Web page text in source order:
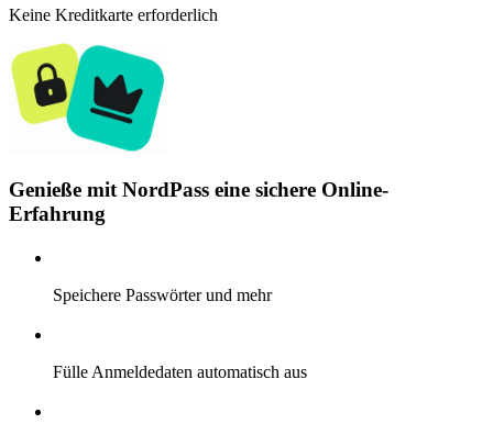
Keine Kreditkarte erforderlich
Genieße mit NordPass eine sichere Online-
Erfahrung
Speichere Passwörter und mehr
Fülle Anmeldedaten automatisch aus